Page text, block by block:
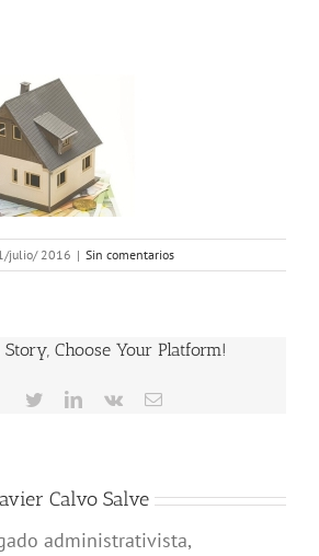
julio/ 2016 | Sin comentarios
Story, Choose Your Platform!
Facebook
TwitterLinkedIn
Vk
Correo
Calvo Salve
administrativista,